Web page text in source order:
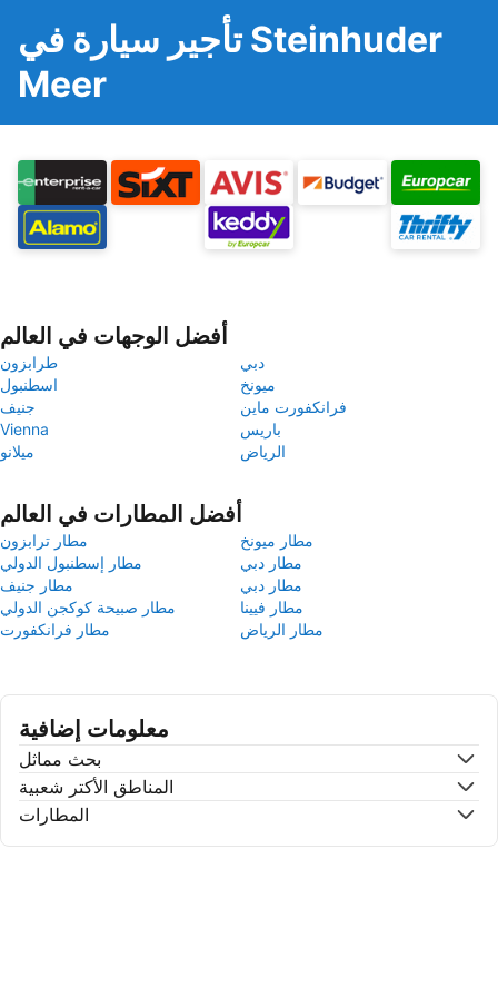
تأجير سيارة في Steinhuder
Meer
أفضل الوجهات في العالم
طرابزون
دبي
اسطنبول
ميونخ
جنيف
فرانكفورت ماين
Vienna
باريس
ميلانو
الرياض
أفضل المطارات في العالم
مطار ترابزون
مطار ميونخ
مطار إسطنبول الدولي
مطار دبي
مطار جنيف
مطار دبي
مطار صبيحة كوكجن الدولي
مطار فيينا
مطار فرانكفورت
مطار الرياض
معلومات إضافية
بحث مماثل
المناطق الأكتر شعبية
المطارات